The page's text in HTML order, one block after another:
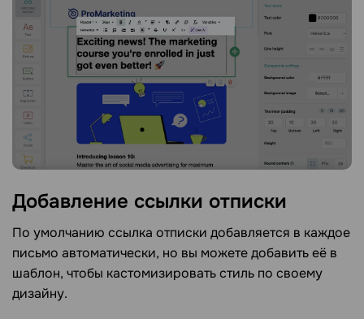
Добавление ссылки отписки
По умолчанию ссылка отписки добавляется в каждое
письмо автоматически, но вы можете добавить её в
шаблон, чтобы кастомизировать стиль по своему
дизайну.